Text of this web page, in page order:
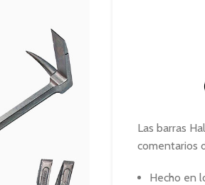
Las barras
comentarios
Hecho en